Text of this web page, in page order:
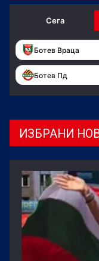
Сега
Ботев Враца
Ботев Пд
ИЗБРАНИ